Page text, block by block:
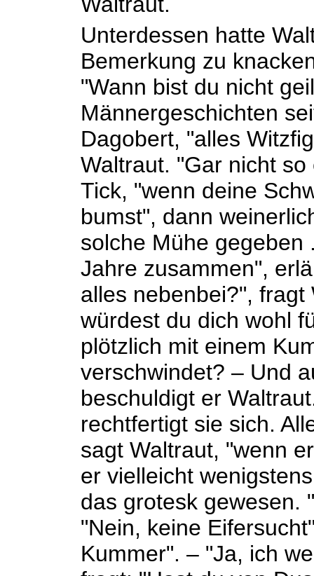
Unterdessen hatte
Bemerkung zu
"Wann bist du nicht
Männergeschichten
Dagobert, "alles
Waltraut. "Gar nicht
Tick, "wenn deine
bumst", dann
solche Mühe gegeben
Jahre zusammen",
alles nebenbei?", fragt
würdest du dich wohl
plötzlich mit einem
verschwindet? – Und
beschuldigt er
rechtfertigt sie sich.
sagt Waltraut, "wenn
er vielleicht
das grotesk gewesen.
"Nein, keine
Kummer". – "Ja, ich